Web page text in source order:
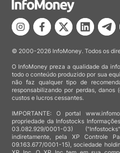
© 2000-2026 InfoMoney. Todos os
O InfoMoney preza a qualidade da
todo o conteúdo produzido por sua
não faz qualquer tipo de
responsabilizando por perdas, danos
custos e lucros cessantes.
IMPORTANTE: O portal
propriedade da Infostocks
03.082.929/0001-03)
indiretamente, pela XP Controle
09.163.677/0001-15), sociedade